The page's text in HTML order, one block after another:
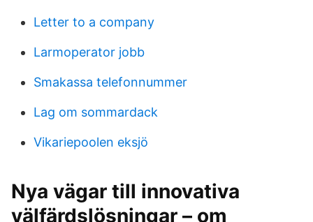
Letter to a company
Larmoperator jobb
Smakassa telefonnummer
Lag om sommardack
Vikariepoolen eksjö
Nya vägar till innovativa
välfärdslösningar – om